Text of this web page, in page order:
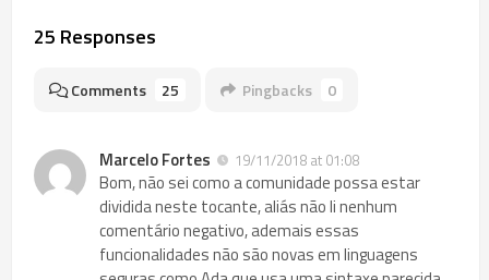
25 Responses
Comments 25 Pingbacks 0
Marcelo Fortes 19/11/2018 at 01:08
Bom, não sei como a comunidade possa estar
dividida neste tocante, aliás não li nenhum
comentário negativo, ademais essas
funcionalidades não são novas em linguagens